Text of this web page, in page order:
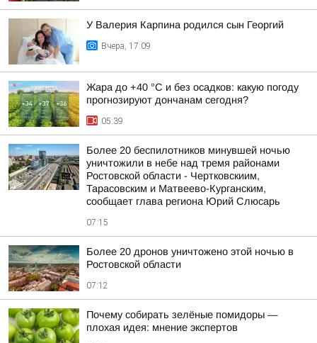
У Валерия Карпина родился сын Георгий
Вчера, 17:09
Жара до +40 °С и без осадков: какую погоду
прогнозируют дончанам сегодня?
05:39
Более 20 беспилотников минувшей ночью
уничтожили в небе над тремя районами
Ростовской области - Чертковскиим,
Тарасовским и Матвеево-Курганским,
сообщает глава региона Юрий Слюсарь
07:15
Более 20 дронов уничтожено этой ночью в
Ростовской области
07:12
Почему собирать зелёные помидоры —
плохая идея: мнение экспертов